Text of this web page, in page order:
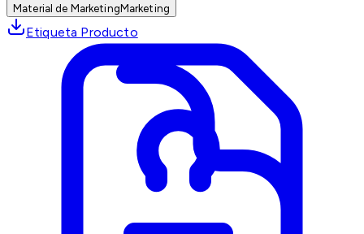
Material de MarketingMarketing
Etiqueta Producto